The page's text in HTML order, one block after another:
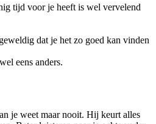
tijd voor je heeft is wel vervelend
dat je het zo goed kan vinden
eens anders.
je weet maar nooit. Hij keurt alles